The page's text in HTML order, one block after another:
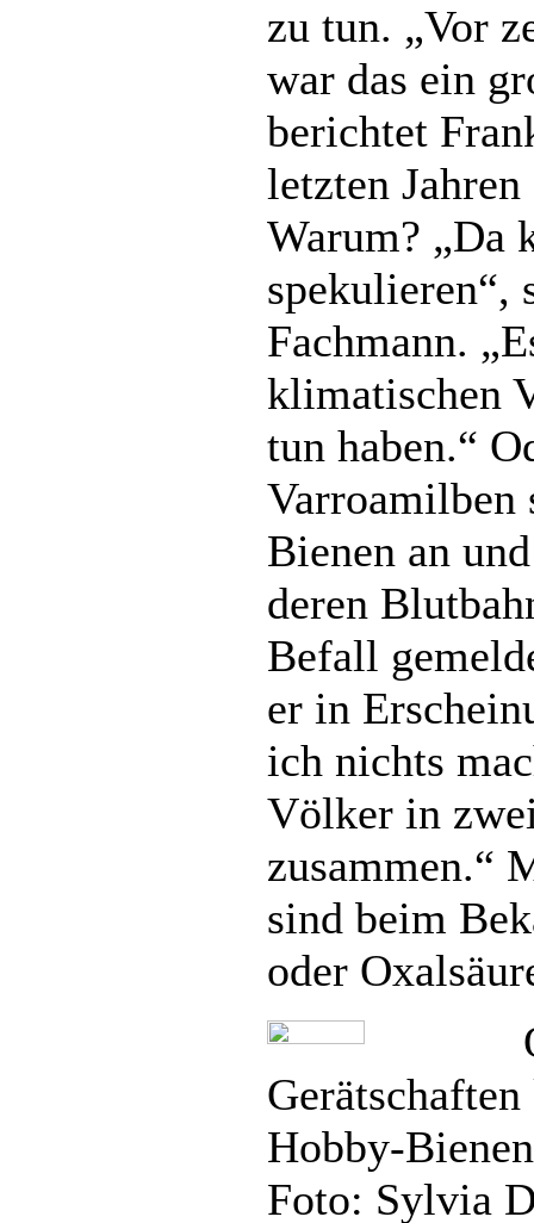
zu tun. „Vor
war das ein
berichtet
letzten
Warum? „Da
spekulieren“,
Fachmann.
klimatischen
tun haben.“
Varroamilben
Bienen an
deren
Befall
er in
ich nichts
Völker in
zusammen.“
sind beim
oder
Hobby-
Foto: Sylvia